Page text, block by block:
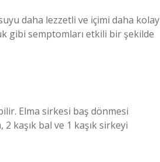
daha lezzetli ve içimi daha kolay
gibi semptomları etkili bir şekilde
Elma sirkesi baş dönmesi
kaşık bal ve 1 kaşık sirkeyi